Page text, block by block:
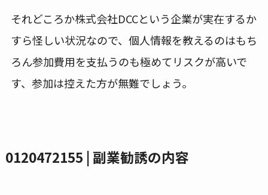
それどころか株式会社DCCという企業が実在するか
すら怪しい状況なので、個人情報を教えるのはもち
ろん参加費用を支払うのも極めてリスクが高いで
す、参加は控えた方が無難でしょう。
0120472155 | 副業勧誘の内容